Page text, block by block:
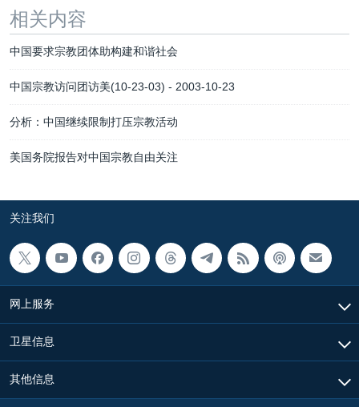
相关内容
中国要求宗教团体助构建和谐社会
中国宗教访问团访美(10-23-03) - 2003-10-23
分析：中国继续限制打压宗教活动
美国务院报告对中国宗教自由关注
关注我们
网上服务
卫星信息
其他信息